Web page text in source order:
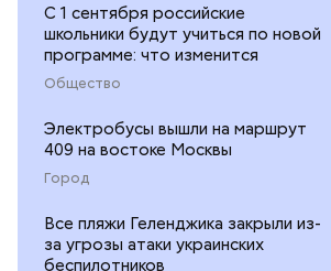
С 1 сентября российские
школьники будут учиться по новой
программе: что изменится
Общество
Электробусы вышли на маршрут
409 на востоке Москвы
Город
Все пляжи Геленджика закрыли из-
за угрозы атаки украинских
беспилотников